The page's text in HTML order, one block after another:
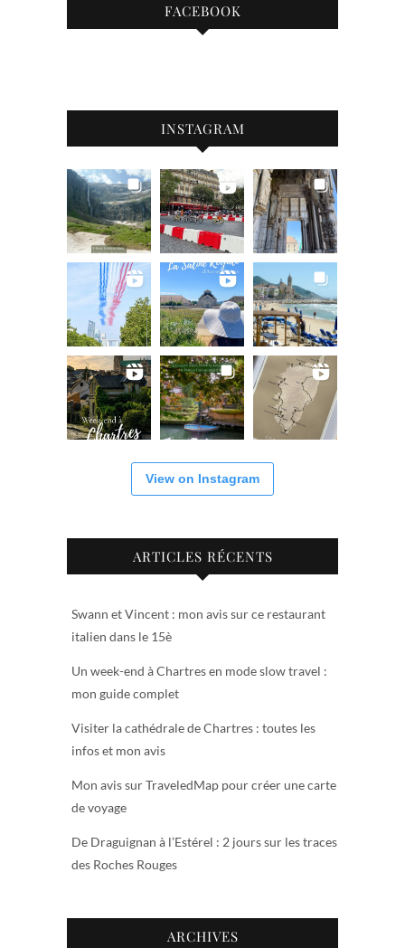
FACEBOOK
INSTAGRAM
View on Instagram
ARTICLES RÉCENTS
Swann et Vincent : mon avis sur ce restaurant
italien dans le 15è
Un week-end à Chartres en mode slow travel :
mon guide complet
Visiter la cathédrale de Chartres : toutes les
infos et mon avis
Mon avis sur TraveledMap pour créer une carte
de voyage
De Draguignan à l’Estérel : 2 jours sur les traces
des Roches Rouges
ARCHIVES